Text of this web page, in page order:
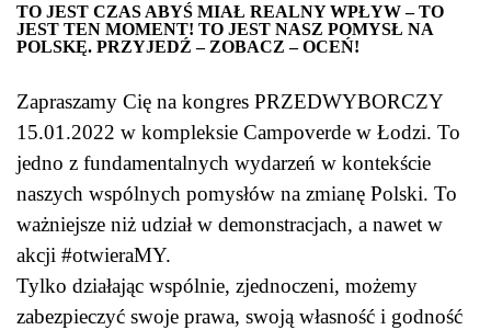
TO JEST CZAS ABYŚ MIAŁ REALNY WPŁYW – TO
JEST TEN MOMENT! TO JEST NASZ POMYSŁ NA
POLSKĘ. PRZYJEDŹ – ZOBACZ – OCEŃ!
Zapraszamy Cię na kongres PRZEDWYBORCZY
15.01.2022 w kompleksie Campoverde w Łodzi. To
jedno z fundamentalnych wydarzeń w kontekście
naszych wspólnych pomysłów na zmianę Polski. To
ważniejsze niż udział w demonstracjach, a nawet w
akcji #otwieraMY.
Tylko działając wspólnie, zjednoczeni, możemy
zabezpieczyć swoje prawa, swoją własność i godność